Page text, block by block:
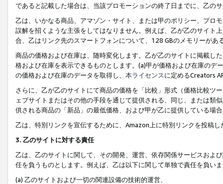
であると記載した場合は、当該プロモーションの終了日までに、乙の
乙は、いかなる商品、アマゾン・サイト、または甲のポリシー、プロ
誤解を招くような主張をしてはなりません。例えば、乙が乙のサイト
合、乙はリンク先のスマートフォンについて、128 GBのメモリーがあ
商品の価格および在庫は、随時変化します。乙が乙のサイトに掲載し
格および在庫を表示できるものとします。(a)甲が価格および在庫の
の価格および在庫のデータを取得し、 本ライセンスに定めるCreators
さらに、乙が乙のサイトにて商品の価格を「比較」形式（価格比較ツ
ェブサイトまたはその他の手段を通じて提供される、同じ、または類
供される商品の「新品」の最低価格、および甲が乙に提供している場
乙は、特別リンクを宣伝するために、Amazon上に特別リンクを投稿
3. 乙のサイトに対する責任
乙は、乙のサイトに関して、その開発、運営、依存関係サービスおよ
任を負うものとします。例えば、乙は以下に関して単独で責任を負い
(a) 乙のサイトおよび一切の関連設備の技術的運営、